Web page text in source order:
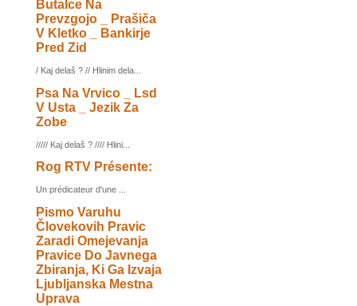
Butalce Na
Prevzgojo _ Prašiča
V Kletko _ Bankirje
Pred Zid
/ Kaj delaš ? // Hlinim dela...
Psa Na Vrvico _ Lsd
V Usta _ Jezik Za
Zobe
///// Kaj delaš ? //// Hlini...
Rog RTV Présente:
Un prédicateur d'une ...
Pismo Varuhu
Človekovih Pravic
Zaradi Omejevanja
Pravice Do Javnega
Zbiranja, Ki Ga Izvaja
Ljubljanska Mestna
Uprava